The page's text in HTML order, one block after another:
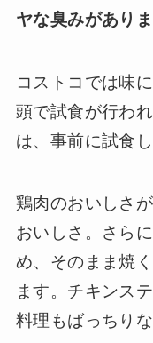
ヤな臭みがありま
コストコでは味
頭で試食が行わ
は、事前に試食
鶏肉のおいしさ
おいしさ。さら
め、そのまま焼
ます。チキンス
料理もばっちりな